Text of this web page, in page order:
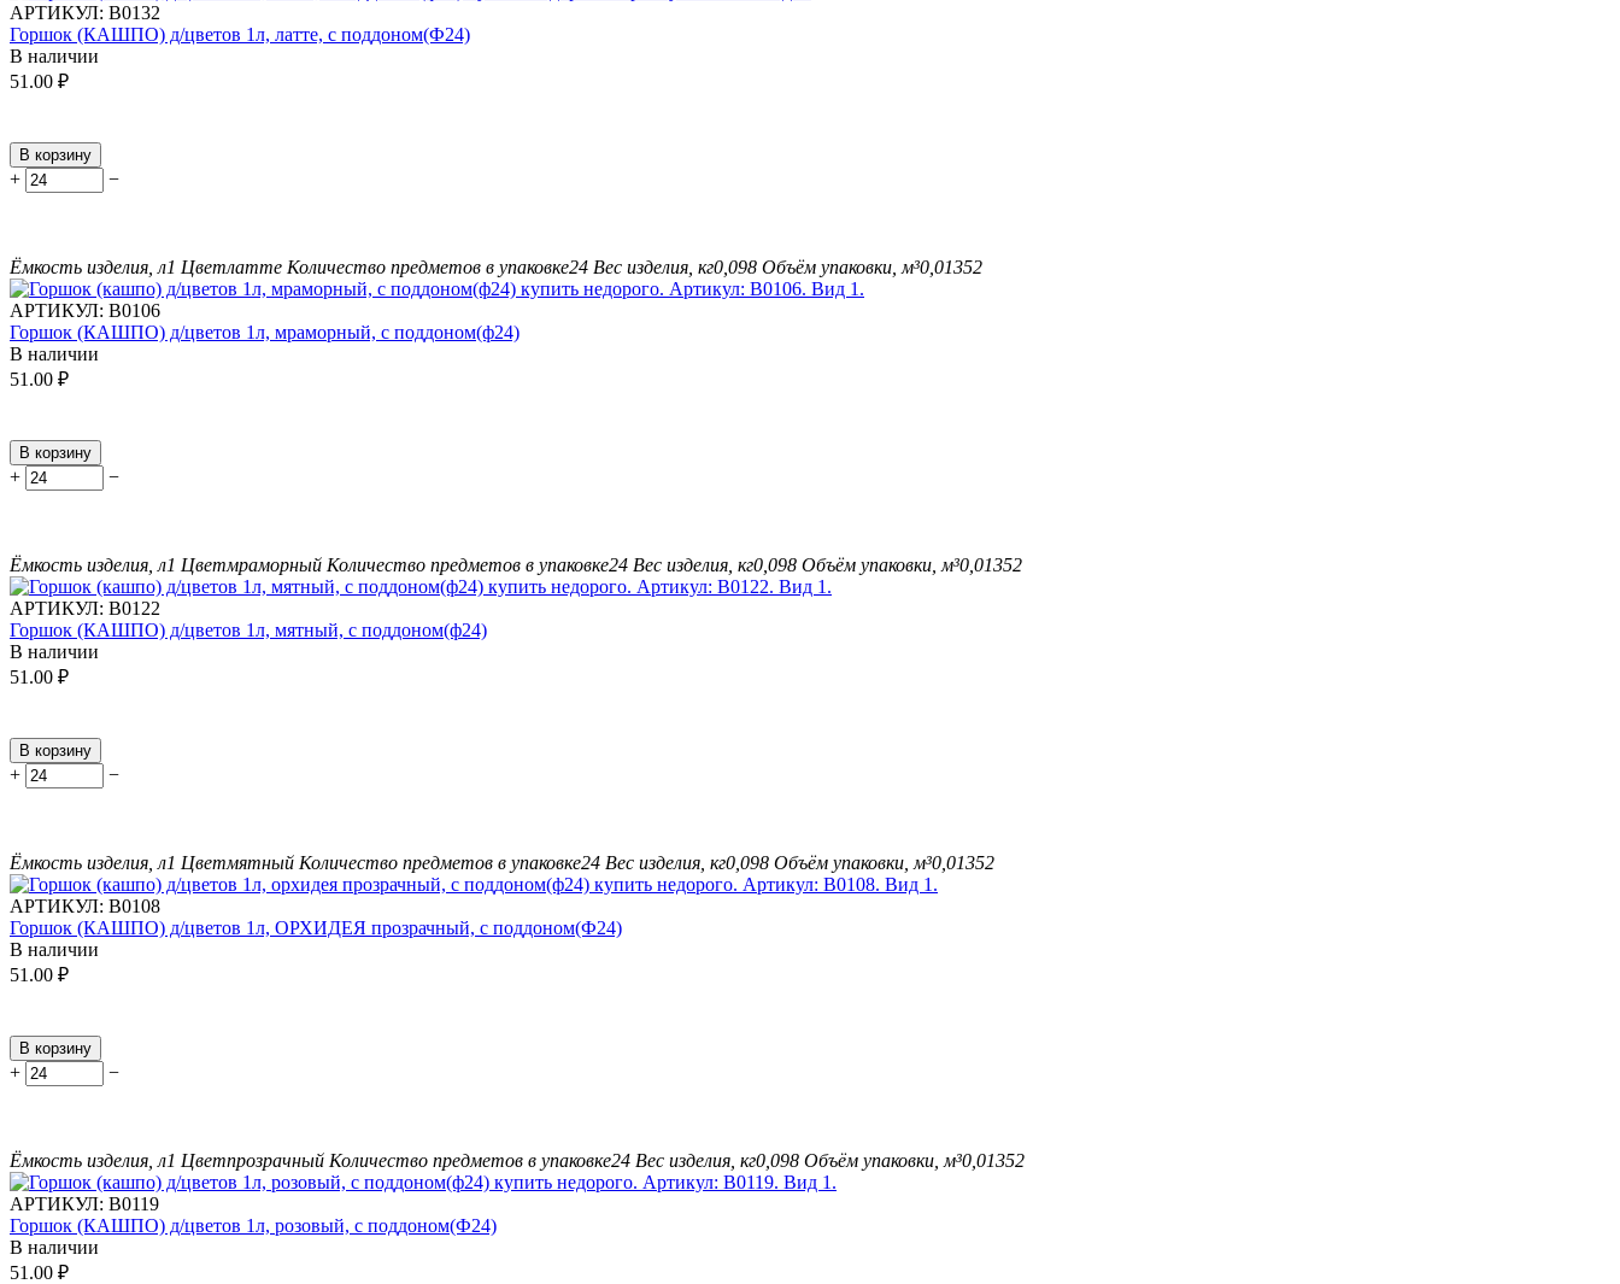
АРТИКУЛ: В0132
Горшок (КАШПО) д/цветов 1л, латте, с поддоном(Ф24)
В наличии
51.00 ₽
В корзину
+ −
Ёмкость изделия, л1 Цветлатте Количество предметов в упаковке24 Вес изделия, кг0,098 Объём упаковки, м³0,01352
АРТИКУЛ: В0106
Горшок (КАШПО) д/цветов 1л, мраморный, с поддоном(ф24)
В наличии
51.00 ₽
В корзину
+ −
Ёмкость изделия, л1 Цветмраморный Количество предметов в упаковке24 Вес изделия, кг0,098 Объём упаковки, м³0,01352
АРТИКУЛ: В0122
Горшок (КАШПО) д/цветов 1л, мятный, с поддоном(ф24)
В наличии
51.00 ₽
В корзину
+ −
Ёмкость изделия, л1 Цветмятный Количество предметов в упаковке24 Вес изделия, кг0,098 Объём упаковки, м³0,01352
АРТИКУЛ: В0108
Горшок (КАШПО) д/цветов 1л, ОРХИДЕЯ прозрачный, с поддоном(Ф24)
В наличии
51.00 ₽
В корзину
+ −
Ёмкость изделия, л1 Цветпрозрачный Количество предметов в упаковке24 Вес изделия, кг0,098 Объём упаковки, м³0,01352
АРТИКУЛ: В0119
Горшок (КАШПО) д/цветов 1л, розовый, с поддоном(Ф24)
В наличии
51.00 ₽